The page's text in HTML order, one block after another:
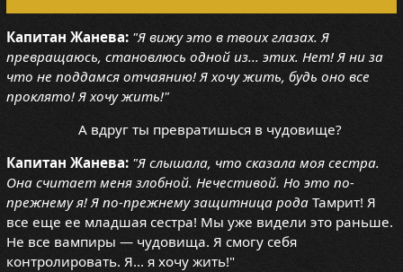
Капитан Жанева: "Я вижу это в твоих глазах. Я
превращаюсь, становлюсь одной из... этих. Нет! Я ни за
что не поддамся отчаянию! Я хочу жить, будь оно все
проклято! Я хочу жить!"
А вдруг ты превратишься в чудовище?
Капитан Жанева: "Я слышала, что сказала моя сестра.
Она считает меня злобной. Нечестивой. Но это по-
прежнему я! Я по-прежнему защитница родаТамрит! Я
все еще ее младшая сестра! Мы уже видели это раньше.
Не все вампиры — чудовища. Я смогу себя
контролировать. Я... я хочу жить!"